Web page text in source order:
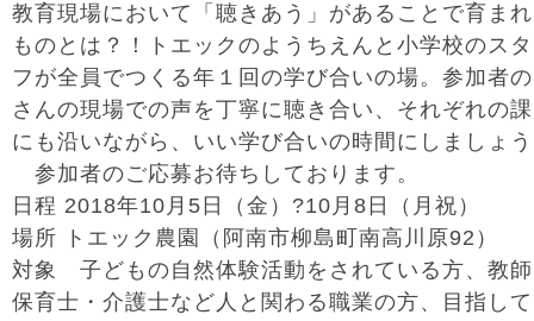
教育現場において「聴きあう」があることで育ま
ものとは？！トエックのようちえんと小学校のス
フが全員でつくる年１回の学び合いの場。参加者
さんの現場での声を丁寧に聴き合い、それぞれの
にも沿いながら、いい学び合いの時間にしましょ
参加者のご応募お待ちしております。
日程 2018年10月5日（金）?10月8日（月祝）
場所 トエック農園（阿南市柳島町南高川原92）
対象 子どもの自然体験活動をされている方、教
保育士・介護士など人と関わる職業の方、目指し